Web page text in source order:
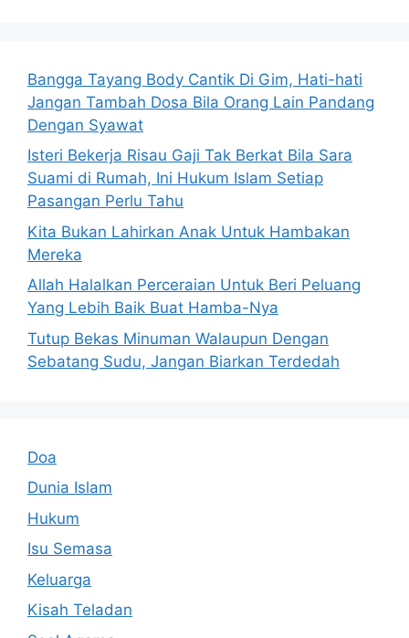
Bangga Tayang Body Cantik Di Gim, Hati-hati
Jangan Tambah Dosa Bila Orang Lain Pandang
Dengan Syawat
Isteri Bekerja Risau Gaji Tak Berkat Bila Sara
Suami di Rumah, Ini Hukum Islam Setiap
Pasangan Perlu Tahu
Kita Bukan Lahirkan Anak Untuk Hambakan
Mereka
Allah Halalkan Perceraian Untuk Beri Peluang
Yang Lebih Baik Buat Hamba-Nya
Tutup Bekas Minuman Walaupun Dengan
Sebatang Sudu, Jangan Biarkan Terdedah
Doa
Dunia Islam
Hukum
Isu Semasa
Keluarga
Kisah Teladan